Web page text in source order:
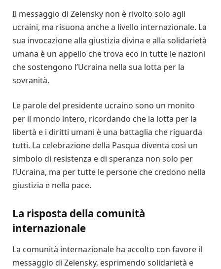
Il messaggio di Zelensky non è rivolto solo agli
ucraini, ma risuona anche a livello internazionale. La
sua invocazione alla giustizia divina e alla solidarietà
umana è un appello che trova eco in tutte le nazioni
che sostengono l’Ucraina nella sua lotta per la
sovranità.
Le parole del presidente ucraino sono un monito
per il mondo intero, ricordando che la lotta per la
libertà e i diritti umani è una battaglia che riguarda
tutti. La celebrazione della Pasqua diventa così un
simbolo di resistenza e di speranza non solo per
l’Ucraina, ma per tutte le persone che credono nella
giustizia e nella pace.
La risposta della comunità
internazionale
La comunità internazionale ha accolto con favore il
messaggio di Zelensky, esprimendo solidarietà e